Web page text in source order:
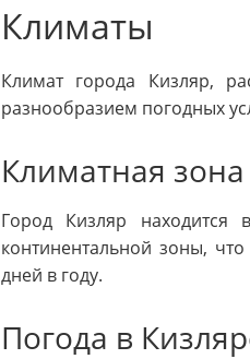
Климаты
Климат города Кизляр,
разнообразием погодных
Климатная зона
Город Кизляр находится
континентальной зоны,
дней в году.
Погода в